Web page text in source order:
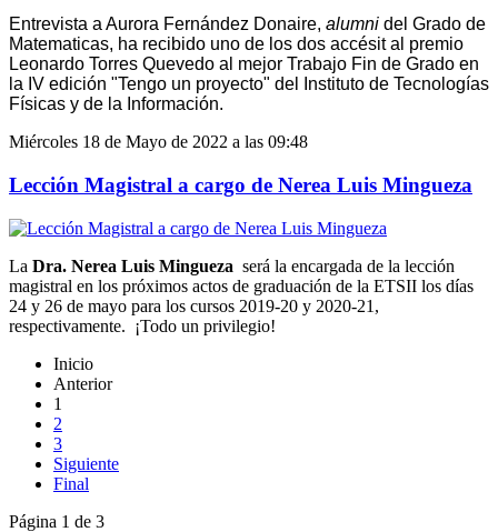
Entrevista a Aurora Fernández Donaire, alumni del Grado de
Matematicas, ha recibido uno de los dos accésit al premio
Leonardo Torres Quevedo al mejor Trabajo Fin de Grado en
la IV edición "Tengo un proyecto" del Instituto de Tecnologías
Físicas y de la Información.
Miércoles 18 de Mayo de 2022 a las 09:48
Lección Magistral a cargo de Nerea Luis Mingueza
La Dra. Nerea Luis Mingueza será la encargada de la lección
magistral en los próximos actos de graduación de la ETSII los días
24 y 26 de mayo para los cursos 2019-20 y 2020-21,
respectivamente. ¡Todo un privilegio!
Inicio
Anterior
1
2
3
Siguiente
Final
Página 1 de 3